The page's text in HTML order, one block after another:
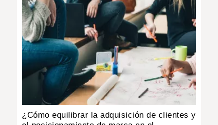
¿Cómo equilibrar la adquisición de clientes y